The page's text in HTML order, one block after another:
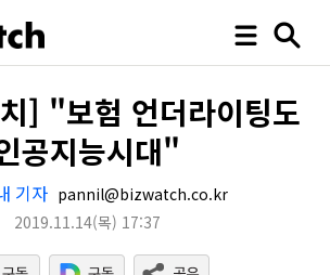
] "보험 언더라이팅도
공지능시대"
기자 pannil@bizwatch.co.kr
2019.11.14(목) 17:37